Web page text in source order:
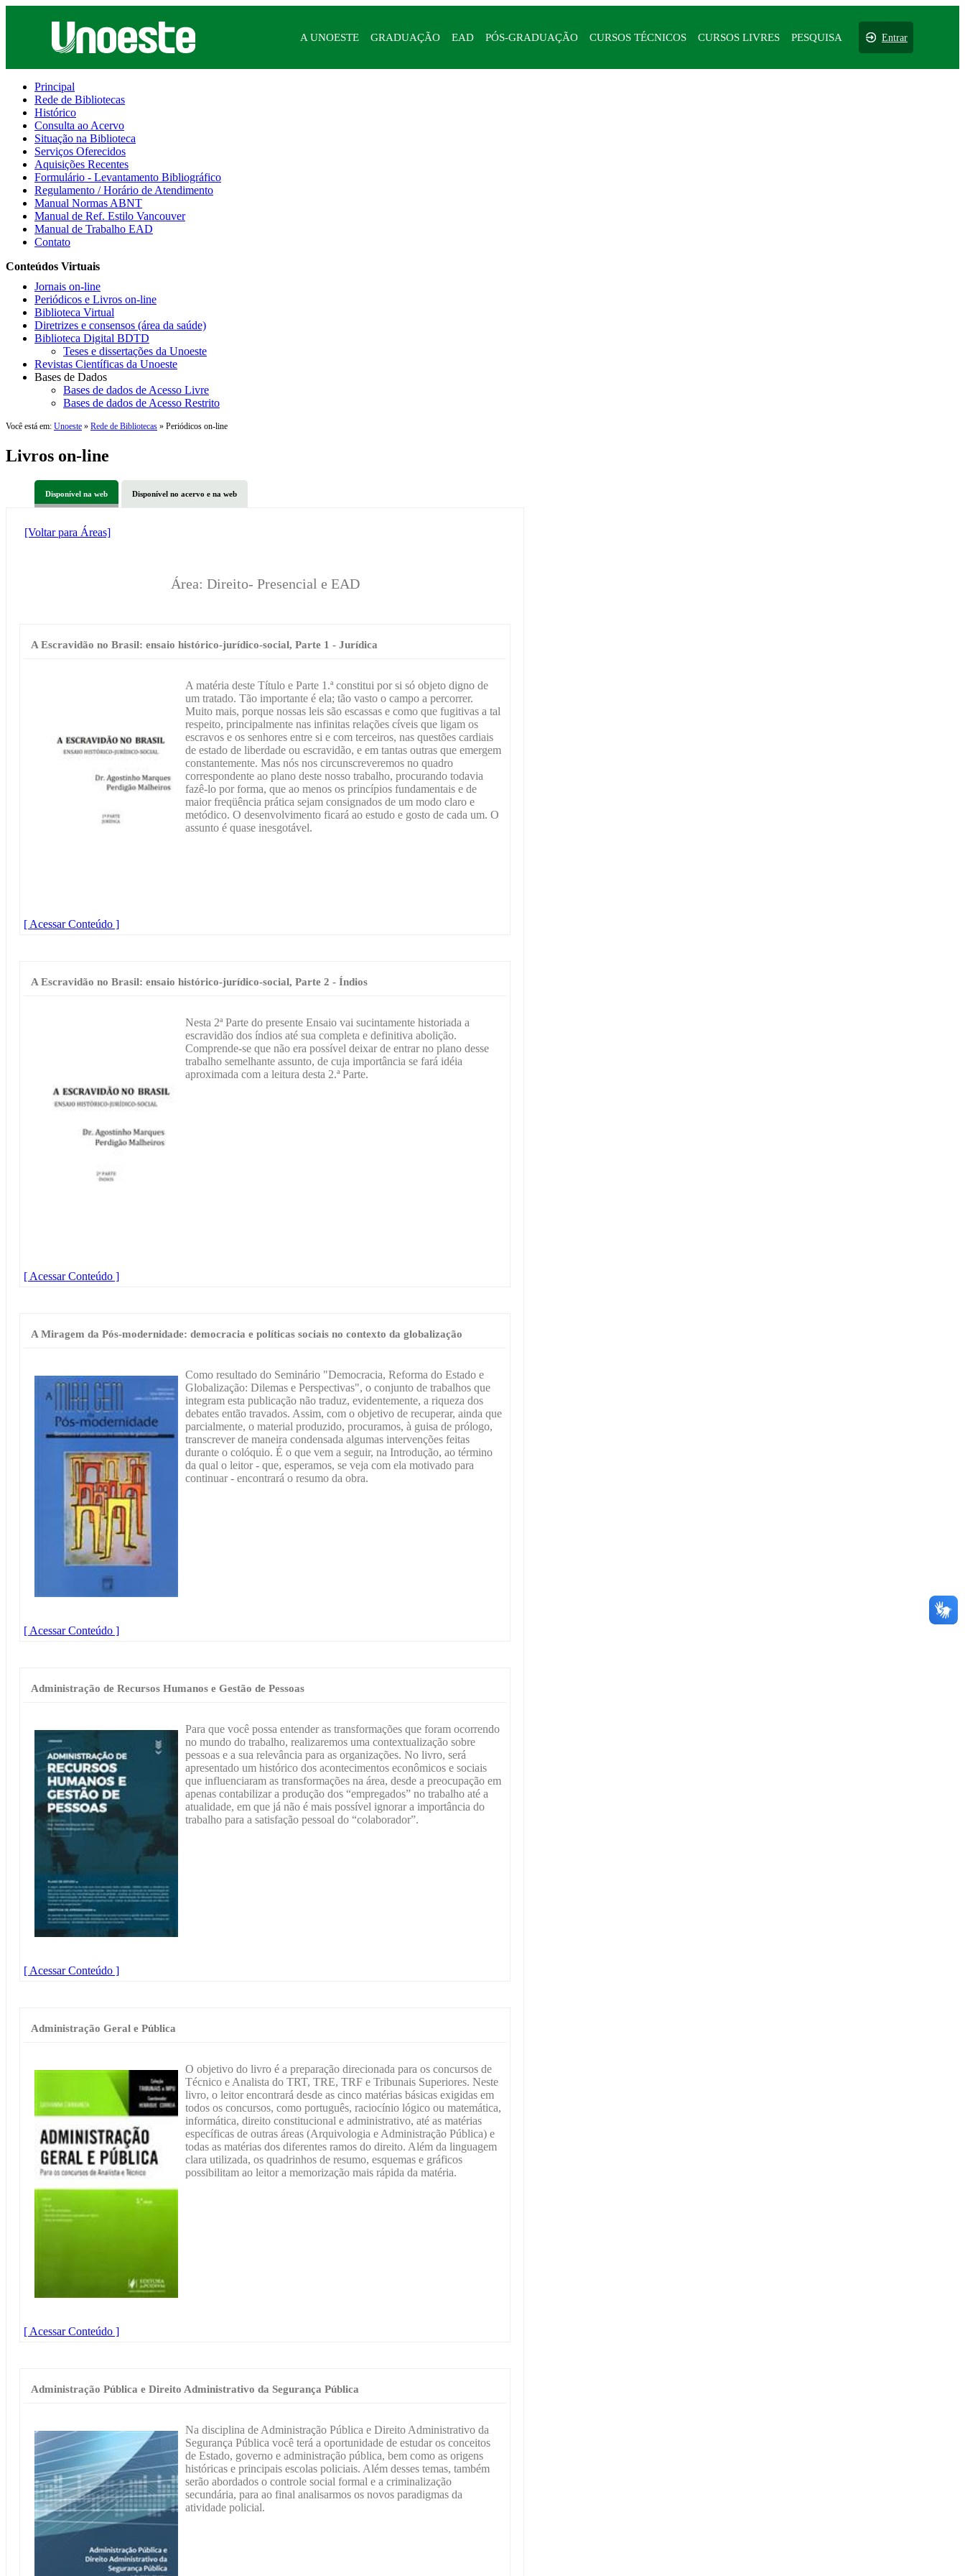
A UNOESTE GRADUAÇÃO EAD PÓS-GRADUAÇÃO CURSOS TÉCNICOS CURSOS LIVRES PESQUISA Entrar
Principal
Rede de Bibliotecas
Histórico
Consulta ao Acervo
Situação na Biblioteca
Serviços Oferecidos
Aquisições Recentes
Formulário - Levantamento Bibliográfico
Regulamento / Horário de Atendimento
Manual Normas ABNT
Manual de Ref. Estilo Vancouver
Manual de Trabalho EAD
Contato
Conteúdos Virtuais
Jornais on-line
Periódicos e Livros on-line
Biblioteca Virtual
Diretrizes e consensos (área da saúde)
Biblioteca Digital BDTD
Teses e dissertações da Unoeste
Revistas Científicas da Unoeste
Bases de Dados
Bases de dados de Acesso Livre
Bases de dados de Acesso Restrito
Você está em: Unoeste » Rede de Bibliotecas » Periódicos on-line
Livros on-line
Disponível na web Disponível no acervo e na web
[Voltar para Áreas]
Área: Direito- Presencial e EAD
A Escravidão no Brasil: ensaio histórico-jurídico-social, Parte 1 - Jurídica
A matéria deste Título e Parte 1.ª constitui por si só objeto digno de
um tratado. Tão importante é ela; tão vasto o campo a percorrer.
Muito mais, porque nossas leis são escassas e como que fugitivas a tal
respeito, principalmente nas infinitas relações cíveis que ligam os
escravos e os senhores entre si e com terceiros, nas questões cardiais
de estado de liberdade ou escravidão, e em tantas outras que emergem
constantemente. Mas nós nos circunscreveremos no quadro
correspondente ao plano deste nosso trabalho, procurando todavia
fazê-lo por forma, que ao menos os princípios fundamentais e de
maior freqüência prática sejam consignados de um modo claro e
metódico. O desenvolvimento ficará ao estudo e gosto de cada um. O
assunto é quase inesgotável.
[ Acessar Conteúdo ]
A Escravidão no Brasil: ensaio histórico-jurídico-social, Parte 2 - Índios
Nesta 2ª Parte do presente Ensaio vai sucintamente historiada a
escravidão dos índios até sua completa e definitiva abolição.
Comprende-se que não era possível deixar de entrar no plano desse
trabalho semelhante assunto, de cuja importância se fará idéia
aproximada com a leitura desta 2.ª Parte.
[ Acessar Conteúdo ]
A Miragem da Pós-modernidade: democracia e políticas sociais no contexto da globalização
Como resultado do Seminário "Democracia, Reforma do Estado e
Globalização: Dilemas e Perspectivas", o conjunto de trabalhos que
integram esta publicação não traduz, evidentemente, a riqueza dos
debates então travados. Assim, com o objetivo de recuperar, ainda que
parcialmente, o material produzido, procuramos, à guisa de prólogo,
transcrever de maneira condensada algumas intervenções feitas
durante o colóquio. É o que vem a seguir, na Introdução, ao término
da qual o leitor - que, esperamos, se veja com ela motivado para
continuar - encontrará o resumo da obra.
[ Acessar Conteúdo ]
Administração de Recursos Humanos e Gestão de Pessoas
Para que você possa entender as transformações que foram ocorrendo
no mundo do trabalho, realizaremos uma contextualização sobre
pessoas e a sua relevância para as organizações. No livro, será
apresentado um histórico dos acontecimentos econômicos e sociais
que influenciaram as transformações na área, desde a preocupação em
apenas contabilizar a produção dos “empregados” no trabalho até a
atualidade, em que já não é mais possível ignorar a importância do
trabalho para a satisfação pessoal do “colaborador”.
[ Acessar Conteúdo ]
Administração Geral e Pública
O objetivo do livro é a preparação direcionada para os concursos de
Técnico e Analista do TRT, TRE, TRF e Tribunais Superiores. Neste
livro, o leitor encontrará desde as cinco matérias básicas exigidas em
todos os concursos, como português, raciocínio lógico ou matemática,
informática, direito constitucional e administrativo, até as matérias
específicas de outras áreas (Arquivologia e Administração Pública) e
todas as matérias dos diferentes ramos do direito. Além da linguagem
clara utilizada, os quadrinhos de resumo, esquemas e gráficos
possibilitam ao leitor a memorização mais rápida da matéria.
[ Acessar Conteúdo ]
Administração Pública e Direito Administrativo da Segurança Pública
Na disciplina de Administração Pública e Direito Administrativo da
Segurança Pública você terá a oportunidade de estudar os conceitos
de Estado, governo e administração pública, bem como as origens
históricas e principais escolas policiais. Além desses temas, também
serão abordados o controle social formal e a criminalização
secundária, para ao final analisarmos os novos paradigmas da
atividade policial.